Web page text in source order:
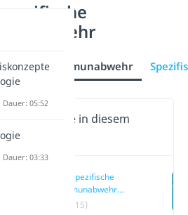
Immunabwehr
Inhalte in diesem
Unspezifische
Immunabwehr
einfach erklärt
(00:15)
Dauer: 05:52
Dauer: 03:33